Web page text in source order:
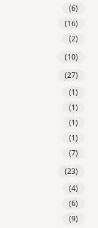
(6)
(16)
(2)
(10)
(27)
(1)
(1)
(1)
(1)
(7)
(23)
(4)
(6)
(9)